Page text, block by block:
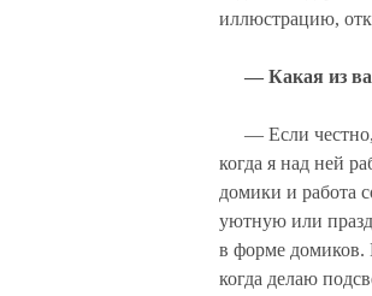
иллюстрацию,
— Какая из
— Если
когда я над ней
домики и работа
уютную или
в форме домиков.
когда делаю